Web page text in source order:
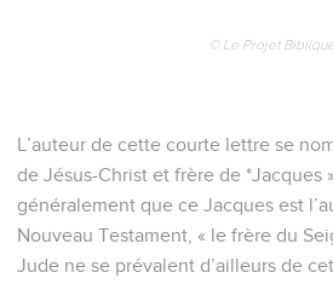
© Le Projet
L’auteur de cette courte lettre se
de Jésus-Christ et frère de *Jacques
généralement que ce Jacques est
Nouveau Testament, « le frère du
Jude ne se prévalent d’ailleurs de